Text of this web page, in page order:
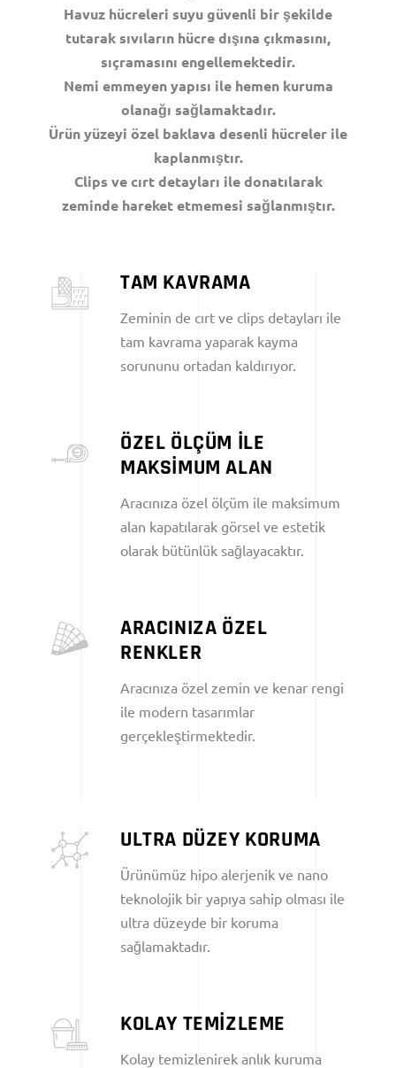
Havuz hücreleri suyu güvenli bir şekilde
tutarak sıvıların hücre dışına çıkmasını,
sıçramasını engellemektedir.
Nemi emmeyen yapısı ile hemen kuruma
olanağı sağlamaktadır.
Ürün yüzeyi özel baklava desenli hücreler ile
kaplanmıştır.
Clips ve cırt detayları ile donatılarak
zeminde hareket etmemesi sağlanmıştır.
TAM KAVRAMA
Zeminin de cırt ve clips detayları ile
tam kavrama yaparak kayma
sorununu ortadan kaldırıyor.
ÖZEL ÖLÇÜM İLE
MAKSİMUM ALAN
Aracınıza özel ölçüm ile maksimum
alan kapatılarak görsel ve estetik
olarak bütünlük sağlayacaktır.
ARACINIZA ÖZEL
RENKLER
Aracınıza özel zemin ve kenar rengi
ile modern tasarımlar
gerçekleştirmektedir.
ULTRA DÜZEY KORUMA
Ürünümüz hipo alerjenik ve nano
teknolojik bir yapıya sahip olması ile
ultra düzeyde bir koruma
sağlamaktadır.
KOLAY TEMİZLEME
Kolay temizlenirek anlık kuruma